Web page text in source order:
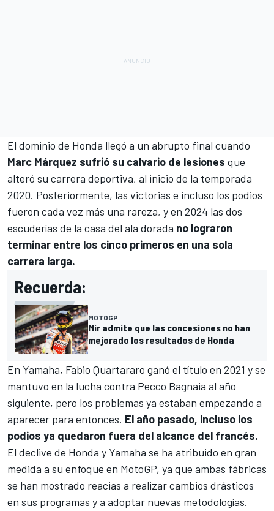
El dominio de Honda llegó a un abrupto final cuando
Marc Márquez sufrió su calvario de lesiones que
alteró su carrera deportiva, al inicio de la temporada
2020. Posteriormente, las victorias e incluso los podios
fueron cada vez más una rareza, y en 2024 las dos
escuderías de la casa del ala dorada no lograron
terminar entre los cinco primeros en una sola
carrera larga.
Recuerda:
MOTOGP
Mir admite que las concesiones no han
mejorado los resultados de Honda
En Yamaha, Fabio Quartararo ganó el título en 2021 y se
mantuvo en la lucha contra Pecco Bagnaia al año
siguiente, pero los problemas ya estaban empezando a
aparecer para entonces. El año pasado, incluso los
podios ya quedaron fuera del alcance del francés.
El declive de Honda y Yamaha se ha atribuido en gran
medida a su enfoque en MotoGP, ya que ambas fábricas
se han mostrado reacias a realizar cambios drásticos
en sus programas y a adoptar nuevas metodologías.